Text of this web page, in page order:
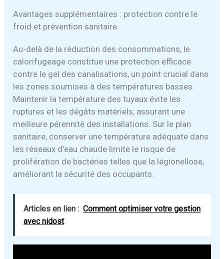
Avantages supplémentaires : protection contre le
froid et prévention sanitaire
Au-delà de la réduction des consommations, le
calorifugeage constitue une protection efficace
contre le gel des canalisations, un point crucial dans
les zones soumises à des températures basses.
Maintenir la température des tuyaux évite les
ruptures et les dégâts matériels, assurant une
meilleure pérennité des installations. Sur le plan
sanitaire, conserver une température adéquate dans
les réseaux d’eau chaude limite le risque de
prolifération de bactéries telles que la légionellose,
améliorant la sécurité des occupants.
Articles en lien : Comment optimiser votre gestion
avec nidost